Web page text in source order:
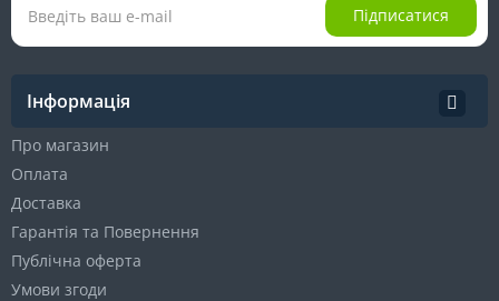
Підписатися
Інформація
Про магазин
Оплата
Доставка
Гарантія та Повернення
Публічна оферта
Умови згоди